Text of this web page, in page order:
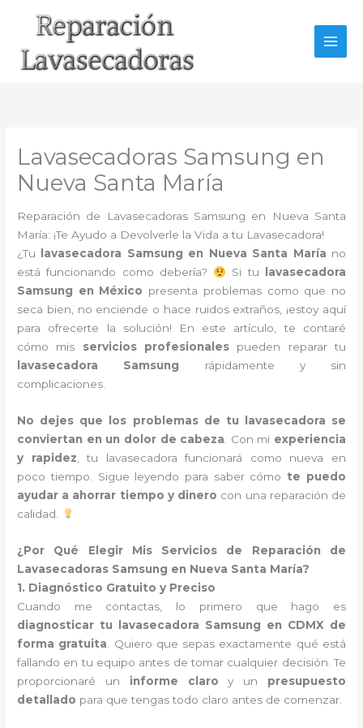
Lavasecadoras Samsung en
Nueva Santa María
Reparación de Lavasecadoras Samsung en Nueva Santa
María: ¡Te Ayudo a Devolverle la Vida a tu Lavasecadora!
¿Tu
lavasecadora Samsung en Nueva Santa María no
está funcionando como debería?
Si tu
lavasecadora
Samsung en México presenta problemas como que no
seca bien, no enciende o hace ruidos extraños, ¡estoy aquí
para ofrecerte la solución! En este artículo, te contaré
cómo mis servicios profesionales pueden reparar tu
lavasecadora Samsung rápidamente y sin
complicaciones.
No dejes que los problemas de tu lavasecadora se
conviertan en un dolor de cabeza . Con mi experiencia
y rapidez , tu lavasecadora funcionará como nueva en
poco tiempo. Sigue leyendo para saber cómo te puedo
ayudar a ahorrar tiempo y dinero con una reparación de
calidad.
¿Por Qué Elegir Mis Servicios de Reparación de
Lavasecadoras Samsung en Nueva Santa María?
1. Diagnóstico Gratuito y Preciso
Cuando me contactas, lo primero que hago es
diagnosticar tu lavasecadora Samsung en CDMX de
forma gratuita . Quiero que sepas exactamente qué está
fallando en tu equipo antes de tomar cualquier decisión. Te
proporcionaré un informe claro y un presupuesto
detallado para que tengas todo claro antes de comenzar.